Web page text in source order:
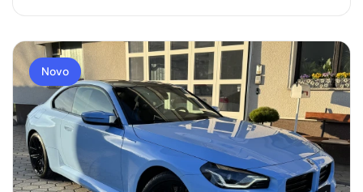
Novo